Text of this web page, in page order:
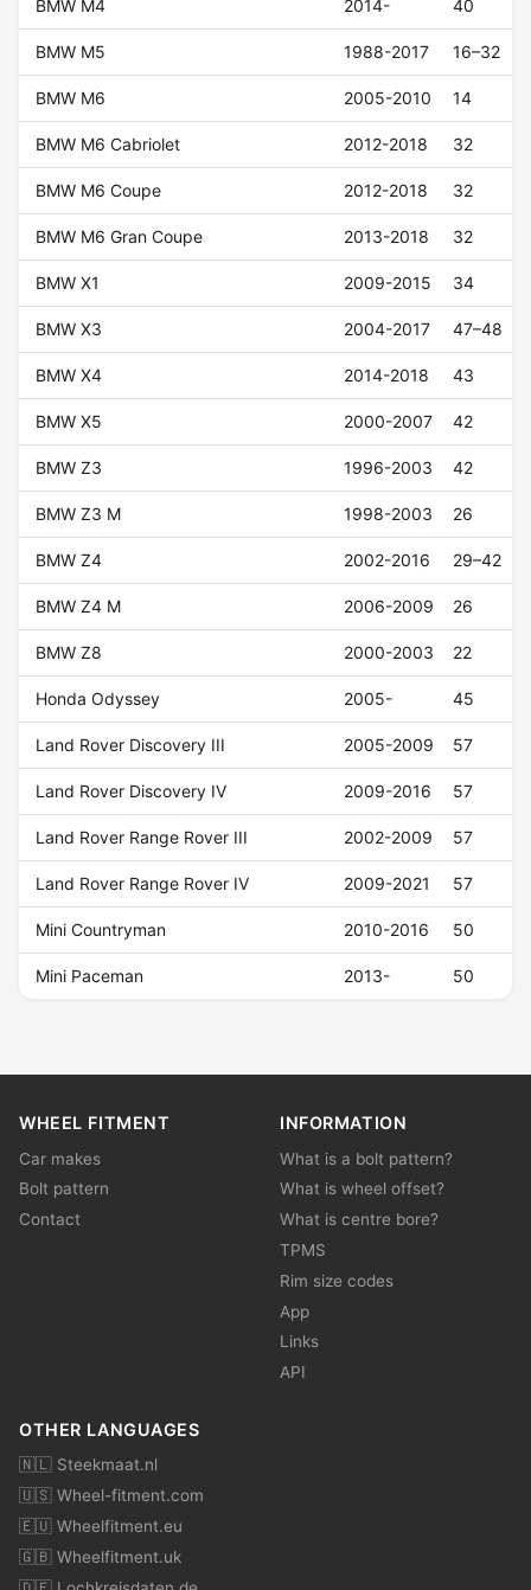
BMW M4 2014- 40
BMW M5 1988-2017 16–32
BMW M6 2005-2010 14
BMW M6 Cabriolet 2012-2018 32
BMW M6 Coupe 2012-2018 32
BMW M6 Gran Coupe 2013-2018 32
BMW X1 2009-2015 34
BMW X3 2004-2017 47–48
BMW X4 2014-2018 43
BMW X5 2000-2007 42
BMW Z3 1996-2003 42
BMW Z3 M 1998-2003 26
BMW Z4 2002-2016 29–42
BMW Z4 M 2006-2009 26
BMW Z8 2000-2003 22
Honda Odyssey 2005- 45
Land Rover Discovery III 2005-2009 57
Land Rover Discovery IV 2009-2016 57
Land Rover Range Rover III 2002-2009 57
Land Rover Range Rover IV 2009-2021 57
Mini Countryman 2010-2016 50
Mini Paceman 2013- 50
WHEEL FITMENT
Car makes
Bolt pattern
Contact
INFORMATION
What is a bolt pattern?
What is wheel offset?
What is centre bore?
TPMS
Rim size codes
App
Links
API
OTHER LANGUAGES
🇳🇱 Steekmaat.nl
🇺🇸 Wheel-fitment.com
🇪🇺 Wheelfitment.eu
🇬🇧 Wheelfitment.uk